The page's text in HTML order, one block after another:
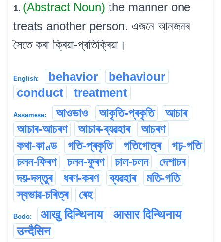
1. (Abstract Noun) the manner one
treats another person. এজনে আনজনৰ
সৈতে কৰা ক্ৰিয়া-প্ৰতিক্ৰিয়া।
English: behavior
behaviour
conduct
treatment
Assamese: আওভাও আকৃতি-প্ৰকৃতি
আচাৰ
আচাৰ-আচৰণ
আচাৰ-ব্যৱহাৰ
আচৰণ
কথা-কাণ্ড
গতি-প্ৰকৃতি গতিগোত্ৰ
গঢ়-গতি
চলন-ফিৰণ
চলন-ফুৰণ চাল-চলন
দেশাচৰ
দয়-দস্তুৰ
ধৰণ-কৰণ ব্যৱহাৰ
মতি-গতি
স্বভাৱ-চৰিত্ৰ
ৰেহ
Bodo: आखु दिन्थिनाय
आसार दिन्थिनाय
उन्दैसिन